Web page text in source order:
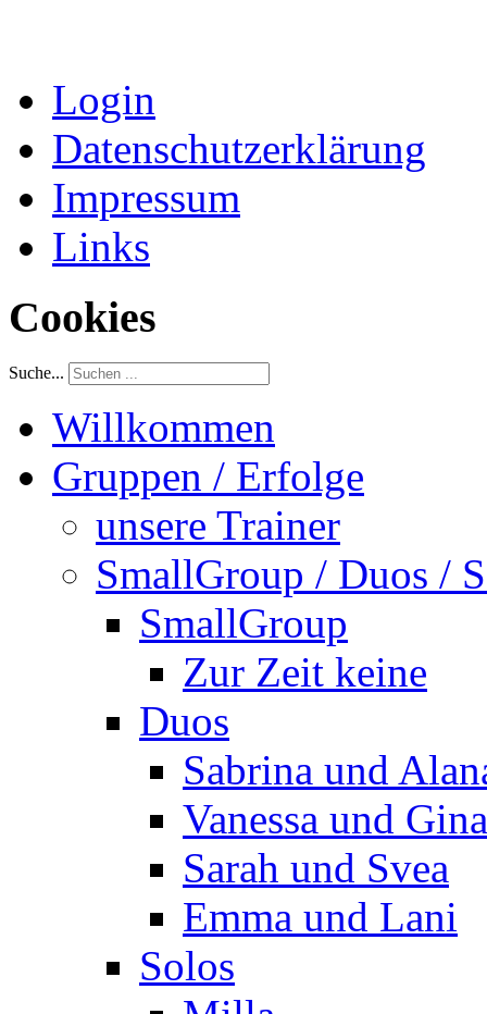
Login
Datenschutzerklärung
Impressum
Links
Cookies
Suche...
Willkommen
Gruppen / Erfolge
unsere Trainer
SmallGroup / Duos /
SmallGroup
Zur Zeit keine
Duos
Sabrina und
Vanessa und Gina
Sarah und Svea
Emma und Lani
Solos